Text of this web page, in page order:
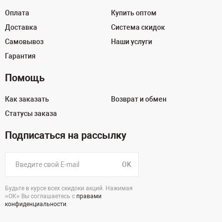
Оплата
Доставка
Самовывоз
Гарантия
Купить оптом
Система скидок
Наши услуги
Помощь
Как заказать
Статусы заказа
Возврат и обмен
Подписаться на рассылку
OK
Будьте в курсе всех скидоки акций. Нажимая
«ОК» Вы соглашаетесь с правами
конфиденциальности.